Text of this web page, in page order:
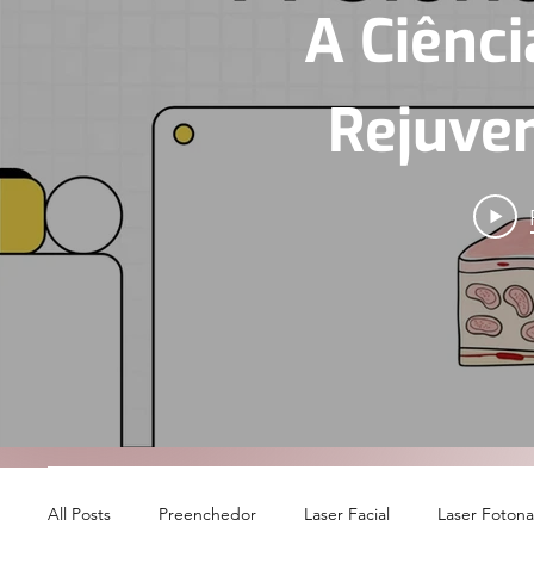
A
All Posts Preenchedor Laser Facial Laser